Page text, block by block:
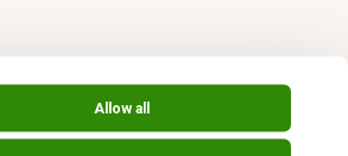
Allow all